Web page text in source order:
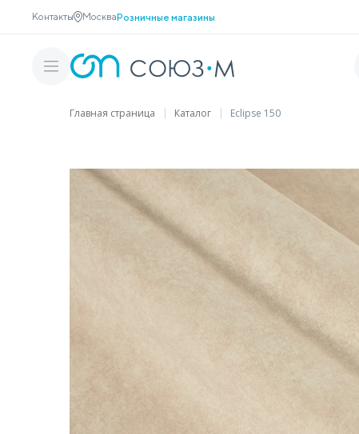
Контакты МоскваРозничные магазины
Главная страница Каталог Eclipse 150